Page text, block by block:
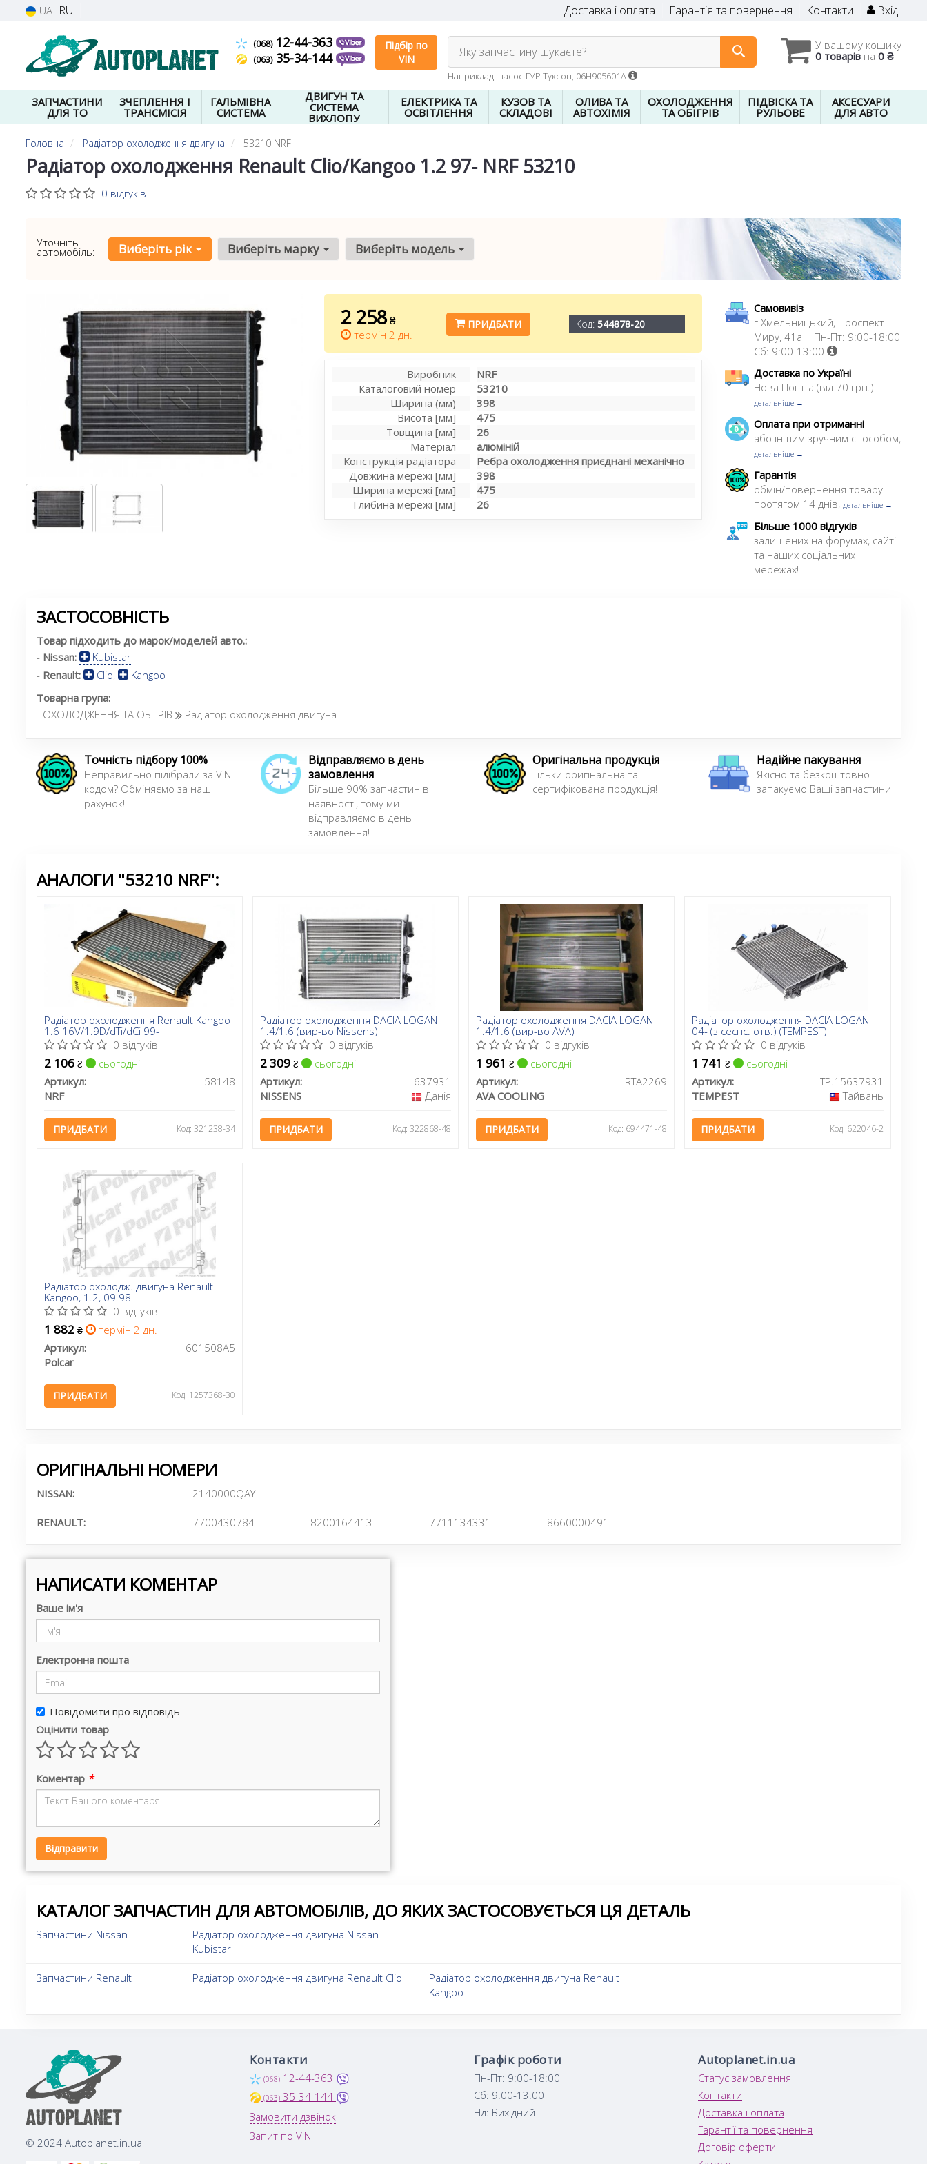
UA RU Доставка і оплата Гарантія та повернення Контакти Вхід
(068)12-44-363
(063)35-34-144
Підбір по
VIN
У вашому кошику
0 товарів на 0 ₴
Яку запчастину шукаєте?
Наприклад: насос ГУР Туксон, 06H905601A
ЗАПЧАСТИНИ
ДЛЯ ТО
ЗЧЕПЛЕННЯ І
ТРАНСМІСІЯ
ГАЛЬМІВНА
СИСТЕМА
ДВИГУН ТА
СИСТЕМА
ВИХЛОПУ
ЕЛЕКТРИКА ТА
ОСВІТЛЕННЯ
КУЗОВ ТА
СКЛАДОВІ
ОЛИВА ТА
АВТОХІМІЯ
ОХОЛОДЖЕННЯ
ТА ОБІГРІВ
ПІДВІСКА ТА
РУЛЬОВЕ
АКСЕСУАРИ
ДЛЯ АВТО
Головна Радіатор охолодження двигуна 53210 NRF
Радіатор охолодження Renault Clio/Kangoo 1.2 97- NRF 53210
0 відгуків
Уточніть
автомобіль: Виберіть рік Виберіть марку Виберіть модель
2 258 ₴
термін 2 дн.
ПРИДБАТИ Код:544878-20
Виробник
NRF
Каталоговий номер
53210
Ширина (мм)
398
Висота [мм]
475
Товщина [мм]
26
Матеріал
алюміній
Конструкція радіатора
Ребра охолодження приєднані механічно
Довжина мережі [мм]
398
Ширина мережі [мм]
475
Глибина мережі [мм]
26
Самовивіз
г.Хмельницький, Проспект
Миру, 41а | Пн-Пт: 9:00-18:00
Сб: 9:00-13:00
Доставка по Україні
Нова Пошта (від 70 грн.)
детальніше →
Оплата при отриманні
або іншим зручним способом,
детальніше →
Гарантія
обмін/повернення товару
протягом 14 днів,детальніше →
Більше 1000 відгуків
залишених на форумах, сайті
та наших соціальних
мережах!
ЗАСТОСОВНІСТЬ
Товар підходить до марок/моделей авто.:
- Nissan:
Kubistar
- Renault: Clio,
Kangoo
Товарна група:
- ОХОЛОДЖЕННЯ ТА ОБІГРІВ
Радіатор охолодження двигуна
Точність підбору 100%
Неправильно підібрали за VIN-
кодом? Обміняємо за наш
рахунок!
Відправляємо в день
замовлення
Більше 90% запчастин в
наявності, тому ми
відправляємо в день
замовлення!
Оригінальна продукція
Тільки оригінальна та
сертифікована продукція!
Надійне пакування
Якісно та безкоштовно
запакуємо Ваші запчастини
АНАЛОГИ "53210 NRF":
Радіатор охолодження Renault Kangoo
1.6 16V/1.9D/dTi/dCi 99-
0 відгуків
2 106 ₴
сьогодні
Артикул:
58148
NRF
ПРИДБАТИ Код: 321238-34
Радіатор охолодження DACIA LOGAN I
1.4/1.6 (вир-во Nissens)
0 відгуків
2 309 ₴
сьогодні
Артикул:
637931
NISSENS
Данія
ПРИДБАТИ Код: 322868-48
Радіатор охолодження DACIA LOGAN I
1.4/1.6 (вир-во AVA)
0 відгуків
1 961 ₴
сьогодні
Артикул:
RTA2269
AVA COOLING
ПРИДБАТИ Код: 694471-48
Радіатор охолодження DACIA LOGAN
04- (з сеснс. отв.) (TEMPEST)
0 відгуків
1 741₴
сьогодні
Артикул:
TP.15637931
TEMPEST
Тайвань
ПРИДБАТИ Код: 622046-2
Радіатор охолодж. двигуна Renault
Kangoo, 1.2, 09.98-
0 відгуків
1 882 ₴
термін 2 дн.
Артикул:
601508A5
Polcar
ПРИДБАТИ Код: 1257368-30
ОРИГІНАЛЬНІ НОМЕРИ
NISSAN: 2140000QAY
RENAULT: 7700430784 8200164413 7711134331 8660000491
НАПИСАТИ КОМЕНТАР
Ваше ім'я
Електронна пошта
Повідомити про відповідь
Оцінити товар
Коментар *
Відправити
КАТАЛОГ ЗАПЧАСТИН ДЛЯ АВТОМОБІЛІВ, ДО ЯКИХ ЗАСТОСОВУЄТЬСЯ ЦЯ ДЕТАЛЬ
Запчастини Nissan
Радіатор охолодження двигуна Nissan
Kubistar
Запчастини Renault Радіатор охолодження двигуна Renault Clio
Радіатор охолодження двигуна Renault
Kangoo
© 2024 Autoplanet.in.ua
Контакти
(068) 12-44-363
(063) 35-34-144
Замовити дзвінок
Запит по VIN
Графік роботи
Пн-Пт: 9:00-18:00
Сб: 9:00-13:00
Нд: Вихідний
Autoplanet.in.ua
Статус замовлення
Контакти
Доставка і оплата
Гарантії та повернення
Договір оферти